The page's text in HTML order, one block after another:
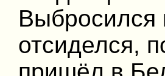
Выбросился
отсиделся,